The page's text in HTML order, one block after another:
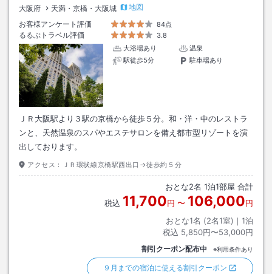
大阪府 天満・京橋・大阪城
地図
お客様アンケート評価
84点
るるぶトラベル評価
3.8
大浴場あり
温泉
駅徒歩5分
駐車場あり
ＪＲ大阪駅より３駅の京橋から徒歩５分。和・洋・中のレストラ
ンと、天然温泉のスパやエステサロンを備え都市型リゾートを演
出しております。
アクセス： ＪＲ環状線京橋駅西出口→徒歩約５分
おとな2名 1泊1部屋 合計
税込 11,700円 〜 106,000円
おとな1名 (2名1室)｜ 1泊
税込 5,850円〜53,000円
割引クーポン配布中 ※利用条件あり
９月までの宿泊に使える割引クーポン